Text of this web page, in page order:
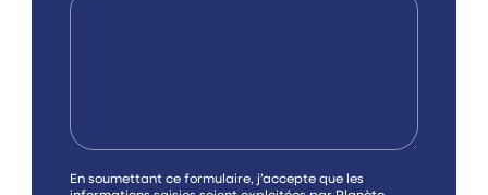
C
En soumettant ce formulaire, j’accepte que les